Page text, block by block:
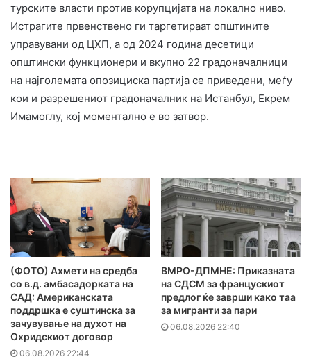
турските власти против корупцијата на локално ниво.
Истрагите првенствено ги таргетираат општините
управувани од ЦХП, а од 2024 година десетици
општински функционери и вкупно 22 градоначалници
на најголемата опозициска партија се приведени, меѓу
кои и разрешениот градоначалник на Истанбул, Екрем
Имамоглу, кој моментално е во затвор.
(ФОТО) Ахмети на средба
со в.д. амбасадорката на
САД: Американската
поддршка е суштинска за
зачувување на духот на
Охридскиот договор
06.08.2026 22:44
ВМРО-ДПМНЕ: Приказната
на СДСМ за францускиот
предлог ќе заврши како таа
за мигранти за пари
06.08.2026 22:40